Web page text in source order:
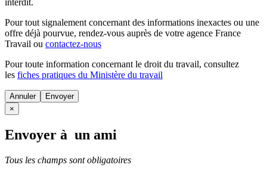
interdit.
Pour tout signalement concernant des informations inexactes ou une
offre déjà pourvue, rendez-vous auprès de votre agence France
Travail ou contactez-nous
Pour toute information concernant le droit du travail, consultez
les fiches pratiques du Ministère du travail
Annuler
×
Envoyer à un ami
Tous les champs sont obligatoires